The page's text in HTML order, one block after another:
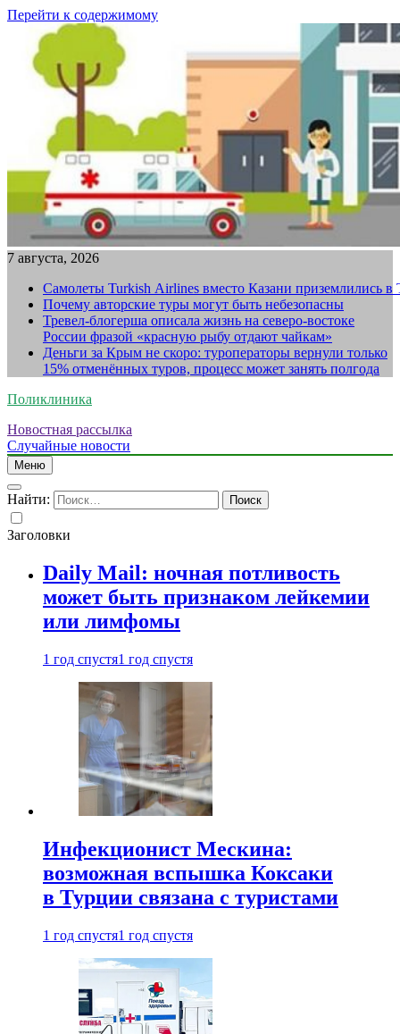
Перейти к содержимому
7 августа, 2026
Самолеты Turkish Airlines вместо Казани приземлились в
Почему авторские туры могут быть небезопасны
Тревел-блогерша описала жизнь на северо-востоке
России фразой «красную рыбу отдают чайкам»
Деньги за Крым не скоро: туроператоры вернули только
15% отменённых туров, процесс может занять полгода
Поликлиника
Новостная рассылка
Случайные новости
Меню
Найти:
Заголовки
Daily Mail: ночная потливость
может быть признаком лейкемии
или лимфомы
1 год спустя1 год спустя
Инфекционист Мескина:
возможная вспышка Коксаки
в Турции связана с туристами
1 год спустя1 год спустя